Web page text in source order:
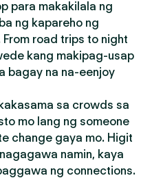
para makakilala ng
ng kapareho ng
From road trips to night
kang makipag-usap
bagay na na-eenjoy
sa crowds sa
mo lang ng someone
change gaya mo. Higit
namin, kaya
ng connections.